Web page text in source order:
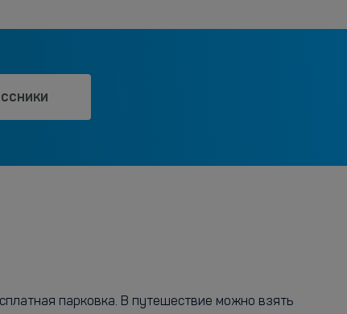
парковка. В путешествие можно взять